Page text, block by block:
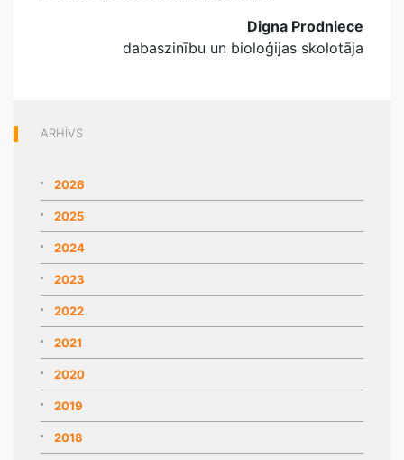
Digna Prodniece
dabaszinību un bioloģijas skolotāja
ARHĪVS
2026
2025
2024
2023
2022
2021
2020
2019
2018